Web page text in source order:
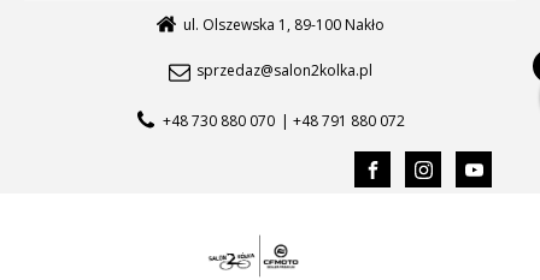
ul. Olszewska 1, 89-100 Nakło
sprzedaz@salon2kolka.pl
+48 730 880 070 | +48 791 880 072